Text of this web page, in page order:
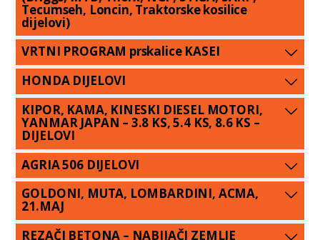
Tecumseh, Loncin, Traktorske kosilice
dijelovi)
VRTNI PROGRAM prskalice KASEI
HONDA DIJELOVI
KIPOR, KAMA, KINESKI DIESEL MOTORI,
YANMAR JAPAN – 3.8 KS, 5.4 KS, 8.6 KS –
DIJELOVI
AGRIA 506 DIJELOVI
GOLDONI, MUTA, LOMBARDINI, ACMA,
21.MAJ
REZAČI BETONA – NABIJAČI ZEMLJE